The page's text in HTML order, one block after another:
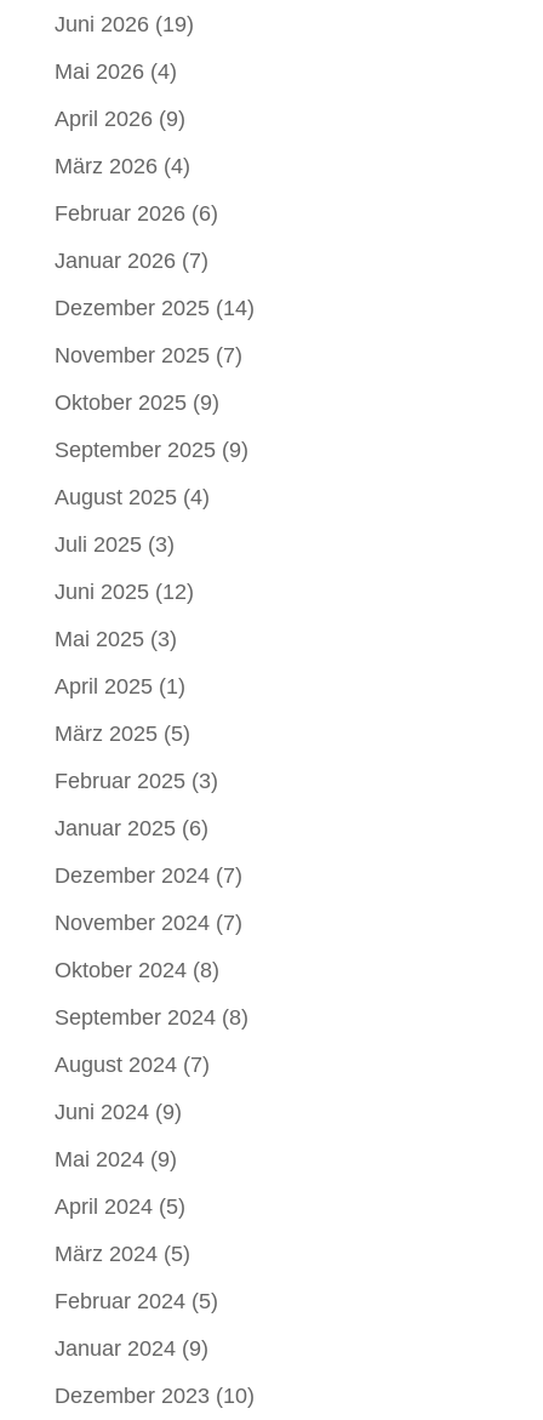
Juni 2026(19)
Mai 2026(4)
April 2026(9)
März 2026(4)
Februar 2026(6)
Januar 2026(7)
Dezember 2025(14)
November 2025(7)
Oktober 2025(9)
September 2025(9)
August 2025(4)
Juli 2025(3)
Juni 2025(12)
Mai 2025(3)
April 2025(1)
März 2025(5)
Februar 2025(3)
Januar 2025(6)
Dezember 2024(7)
November 2024(7)
Oktober 2024(8)
September 2024(8)
August 2024(7)
Juni 2024(9)
Mai 2024(9)
April 2024(5)
März 2024(5)
Februar 2024(5)
Januar 2024(9)
Dezember 2023(10)